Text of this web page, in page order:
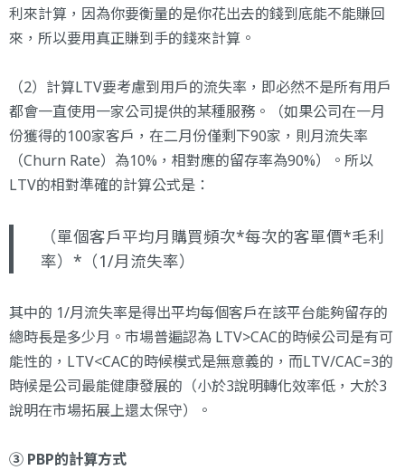
利來計算，因為你要衡量的是你花出去的錢到底能不能賺回
來，所以要用真正賺到手的錢來計算。
（2）計算LTV要考慮到用戶的流失率，即必然不是所有用戶
都會一直使用一家公司提供的某種服務。（如果公司在一月
份獲得的100家客戶，在二月份僅剩下90家，則月流失率
（Churn Rate）為10%，相對應的留存率為90%）。所以
LTV的相對準確的計算公式是：
（單個客戶平均月購買頻次*每次的客單價*毛利
率）*（1/月流失率）
其中的 1/月流失率是得出平均每個客戶在該平台能夠留存的
總時長是多少月。市場普遍認為 LTV>CAC的時候公司是有可
能性的，LTV<CAC的時候模式是無意義的，而LTV/CAC=3的
時候是公司最能健康發展的（小於3說明轉化效率低，大於3
說明在市場拓展上還太保守）。
③ PBP的計算方式